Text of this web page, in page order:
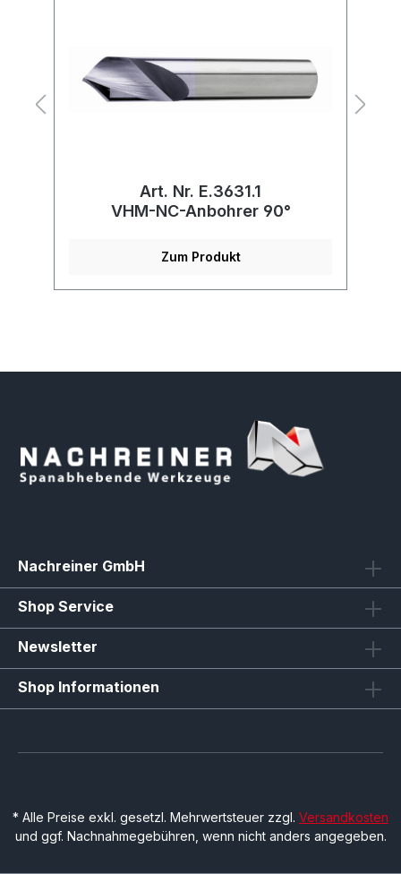
Art. Nr. E.3631.1
VHM-NC-Anbohrer 90°
Zum Produkt
Nachreiner GmbH
Shop Service
Newsletter
Shop Informationen
* Alle Preise exkl. gesetzl. Mehrwertsteuer zzgl. Versandkosten
und ggf. Nachnahmegebühren, wenn nicht anders angegeben.